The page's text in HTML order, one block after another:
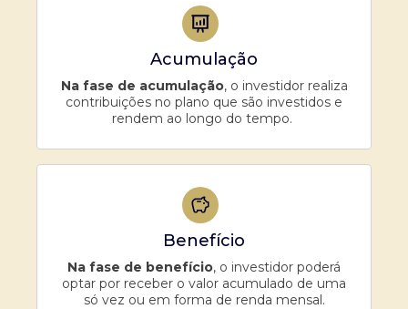
Acumulação
Na fase de acumulação, o investidor realiza
contribuições no plano que são investidos e
rendem ao longo do tempo.
Benefício
Na fase de benefício, o investidor poderá
optar por receber o valor acumulado de uma
só vez ou em forma de renda mensal.